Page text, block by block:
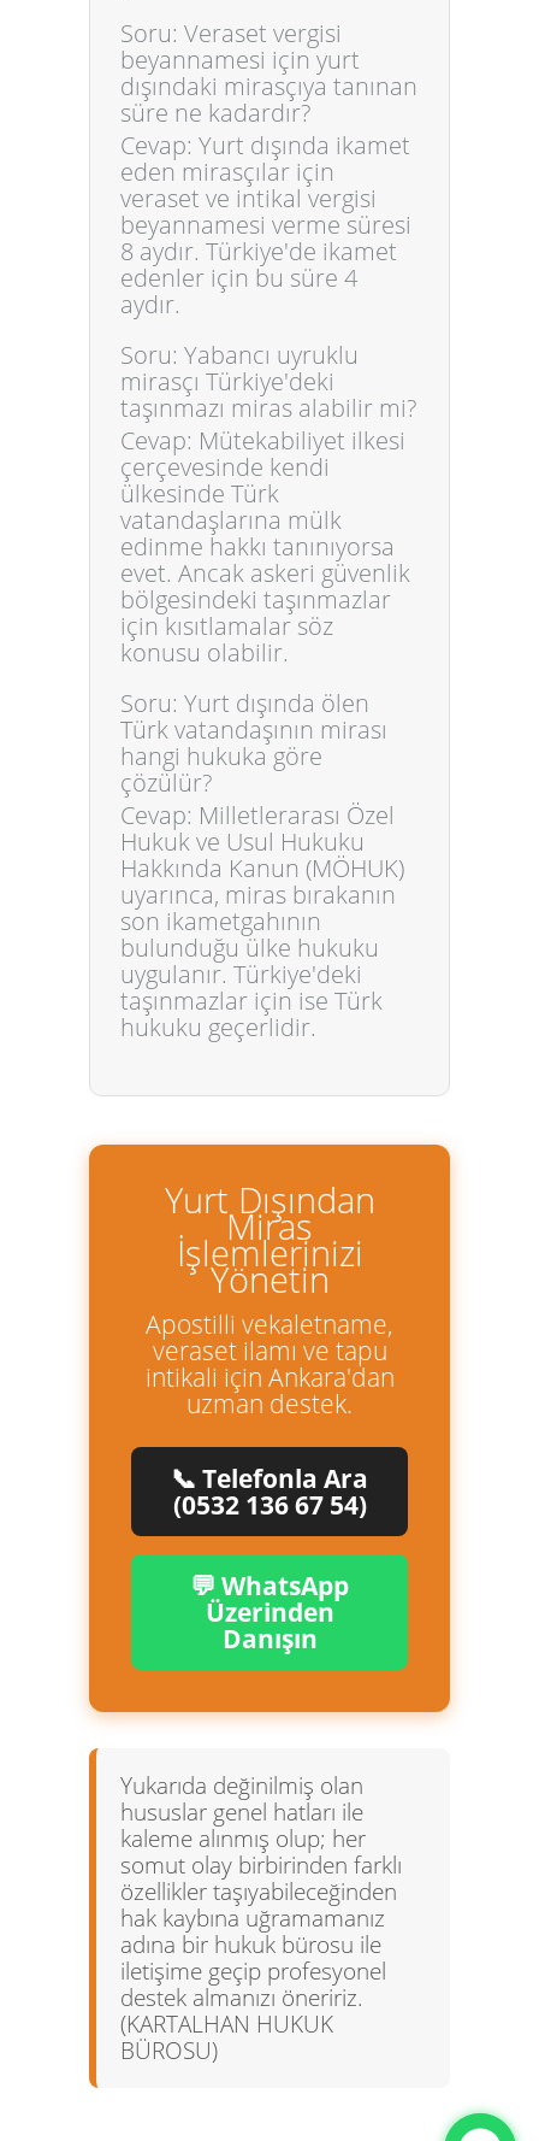
Soru: Veraset vergisi
beyannamesi için yurt
dışındaki mirasçıya tanınan
süre ne kadardır?
Cevap: Yurt dışında ikamet
eden mirasçılar için
veraset ve intikal vergisi
beyannamesi verme süresi
8 aydır. Türkiye'de ikamet
edenler için bu süre 4
aydır.
Soru: Yabancı uyruklu
mirasçı Türkiye'deki
taşınmazı miras alabilir mi?
Cevap: Mütekabiliyet ilkesi
çerçevesinde kendi
ülkesinde Türk
vatandaşlarına mülk
edinme hakkı tanınıyorsa
evet. Ancak askeri güvenlik
bölgesindeki taşınmazlar
için kısıtlamalar söz
konusu olabilir.
Soru: Yurt dışında ölen
Türk vatandaşının mirası
hangi hukuka göre
çözülür?
Cevap: Milletlerarası Özel
Hukuk ve Usul Hukuku
Hakkında Kanun (MÖHUK)
uyarınca, miras bırakanın
son ikametgahının
bulunduğu ülke hukuku
uygulanır. Türkiye'deki
taşınmazlar için ise Türk
hukuku geçerlidir.
Yurt Dışından
Miras
İşlemlerinizi
Yönetin
Apostilli vekaletname,
veraset ilamı ve tapu
intikali için Ankara'dan
uzman destek.
📞 Telefonla Ara
(0532 136 67 54)
💬 WhatsApp
Üzerinden
Danışın
Yukarıda değinilmiş olan
hususlar genel hatları ile
kaleme alınmış olup; her
somut olay birbirinden farklı
özellikler taşıyabileceğinden
hak kaybına uğramamanız
adına bir hukuk bürosu ile
iletişime geçip profesyonel
destek almanızı öneririz.
(KARTALHAN HUKUK
BÜROSU)